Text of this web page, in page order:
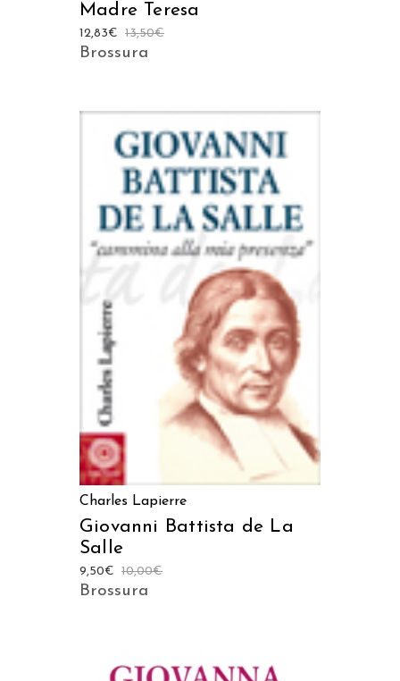
Madre Teresa
13,50€
12,83€
Brossura
AGGIUNGI AL CARRELLO
Charles Lapierre
Giovanni Battista de La
Salle
10,00€
9,50€
Brossura